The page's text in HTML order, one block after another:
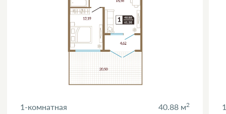
1-комнатная 40.88 м2